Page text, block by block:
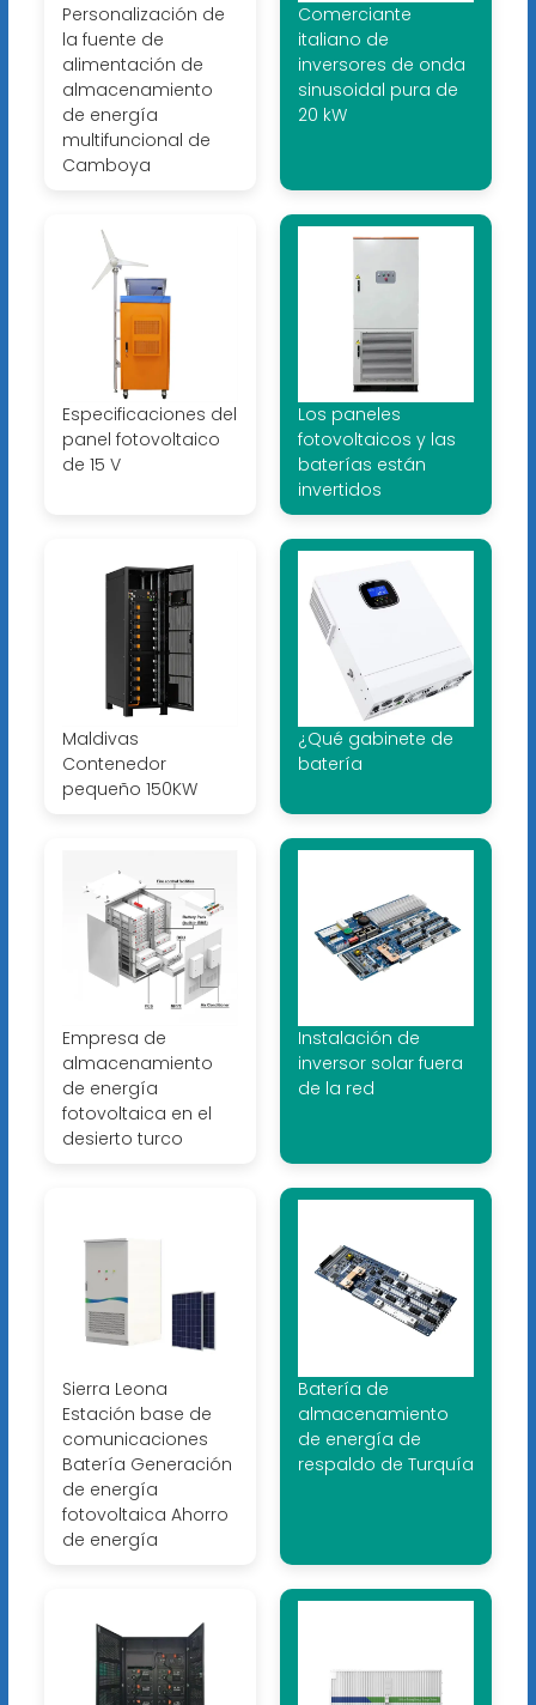
Personalización de
la fuente de
alimentación de
almacenamiento
de energía
multifuncional de
Camboya
Comerciante
italiano de
inversores de onda
sinusoidal pura de
20 kW
Especificaciones del
panel fotovoltaico
de 15 V
Los paneles
fotovoltaicos y las
baterías están
invertidos
Maldivas
Contenedor
pequeño 150KW
¿Qué gabinete de
batería
Empresa de
almacenamiento
de energía
fotovoltaica en el
desierto turco
Instalación de
inversor solar fuera
de la red
Sierra Leona
Estación base de
comunicaciones
Batería Generación
de energía
fotovoltaica Ahorro
de energía
Batería de
almacenamiento
de energía de
respaldo de Turquía